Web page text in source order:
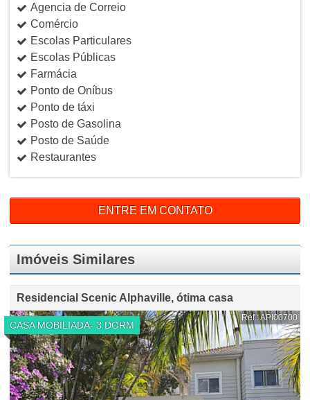
Agencia de Correio
Comércio
Escolas Particulares
Escolas Públicas
Farmácia
Ponto de Oníbus
Ponto de táxi
Posto de Gasolina
Posto de Saúde
Restaurantes
ENTRE EM CONTATO
Imóveis Similares
Residencial Scenic Alphaville, ótima casa
CASA MOBILIADA- 3 DORM
Ref.: API00700